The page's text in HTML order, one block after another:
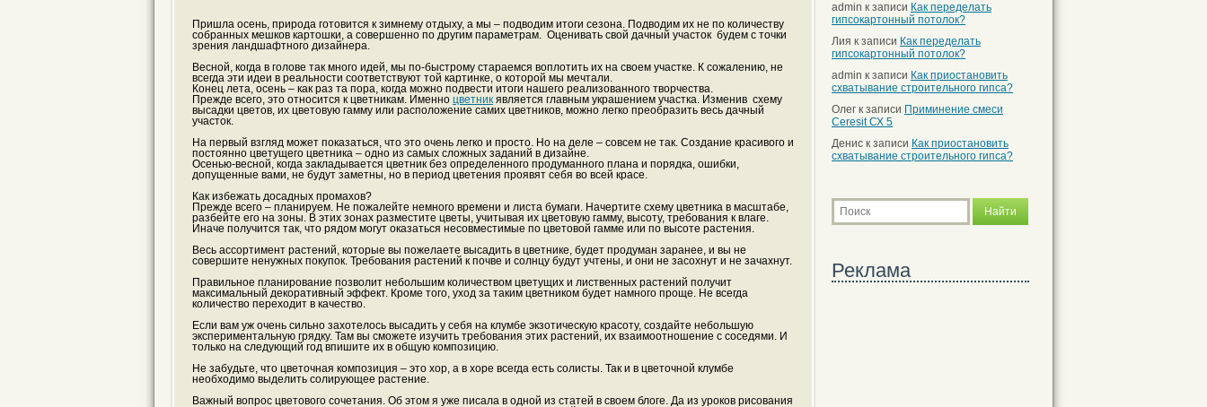
Пришла осень, природа готовится к зимнему отдыху, а мы – подводим итоги сезона. Подводим их не по количеству
собранных мешков картошки, а совершенно по другим параметрам. Оценивать свой дачный участок будем с точки
зрения ландшафтного дизайнера.
Весной, когда в голове так много идей, мы по-быстрому стараемся воплотить их на своем участке. К сожалению, не
всегда эти идеи в реальности соответствуют той картинке, о которой мы мечтали.
Конец лета, осень – как раз та пора, когда можно подвести итоги нашего реализованного творчества.
Прежде всего, это относится к цветникам. Именно цветник является главным украшением участка. Изменив схему
высадки цветов, их цветовую гамму или расположение самих цветников, можно легко преобразить весь дачный
участок.
На первый взгляд может показаться, что это очень легко и просто. Но на деле – совсем не так. Создание красивого и
постоянно цветущего цветника – одно из самых сложных заданий в дизайне.
Осенью-весной, когда закладывается цветник без определенного продуманного плана и порядка, ошибки,
допущенные вами, не будут заметны, но в период цветения проявят себя во всей красе.
Как избежать досадных промахов?
Прежде всего – планируем. Не пожалейте немного времени и листа бумаги. Начертите схему цветника в масштабе,
разбейте его на зоны. В этих зонах разместите цветы, учитывая их цветовую гамму, высоту, требования к влаге.
Иначе получится так, что рядом могут оказаться несовместимые по цветовой гамме или по высоте растения.
Весь ассортимент растений, которые вы пожелаете высадить в цветнике, будет продуман заранее, и вы не
совершите ненужных покупок. Требования растений к почве и солнцу будут учтены, и они не засохнут и не зачахнут.
Правильное планирование позволит небольшим количеством цветущих и лиственных растений получит
максимальный декоративный эффект. Кроме того, уход за таким цветником будет намного проще. Не всегда
количество переходит в качество.
Если вам уж очень сильно захотелось высадить у себя на клумбе экзотическую красоту, создайте небольшую
экспериментальную грядку. Там вы сможете изучить требования этих растений, их взаимоотношение с соседями. И
только на следующий год впишите их в общую композицию.
Не забудьте, что цветочная композиция – это хор, а в хоре всегда есть солисты. Так и в цветочной клумбе
необходимо выделить солирующее растение.
Важный вопрос цветового сочетания. Об этом я уже писала в одной из статей в своем блоге. Да из уроков рисования
admin к записи Как переделать
гипсокартонный потолок?
Лия к записи Как переделать
гипсокартонный потолок?
admin к записи Как приостановить
схватывание строительного гипса?
Олег к записи Приминение смеси
Ceresit СХ 5
Денис к записи Как приостановить
схватывание строительного гипса?
Реклама